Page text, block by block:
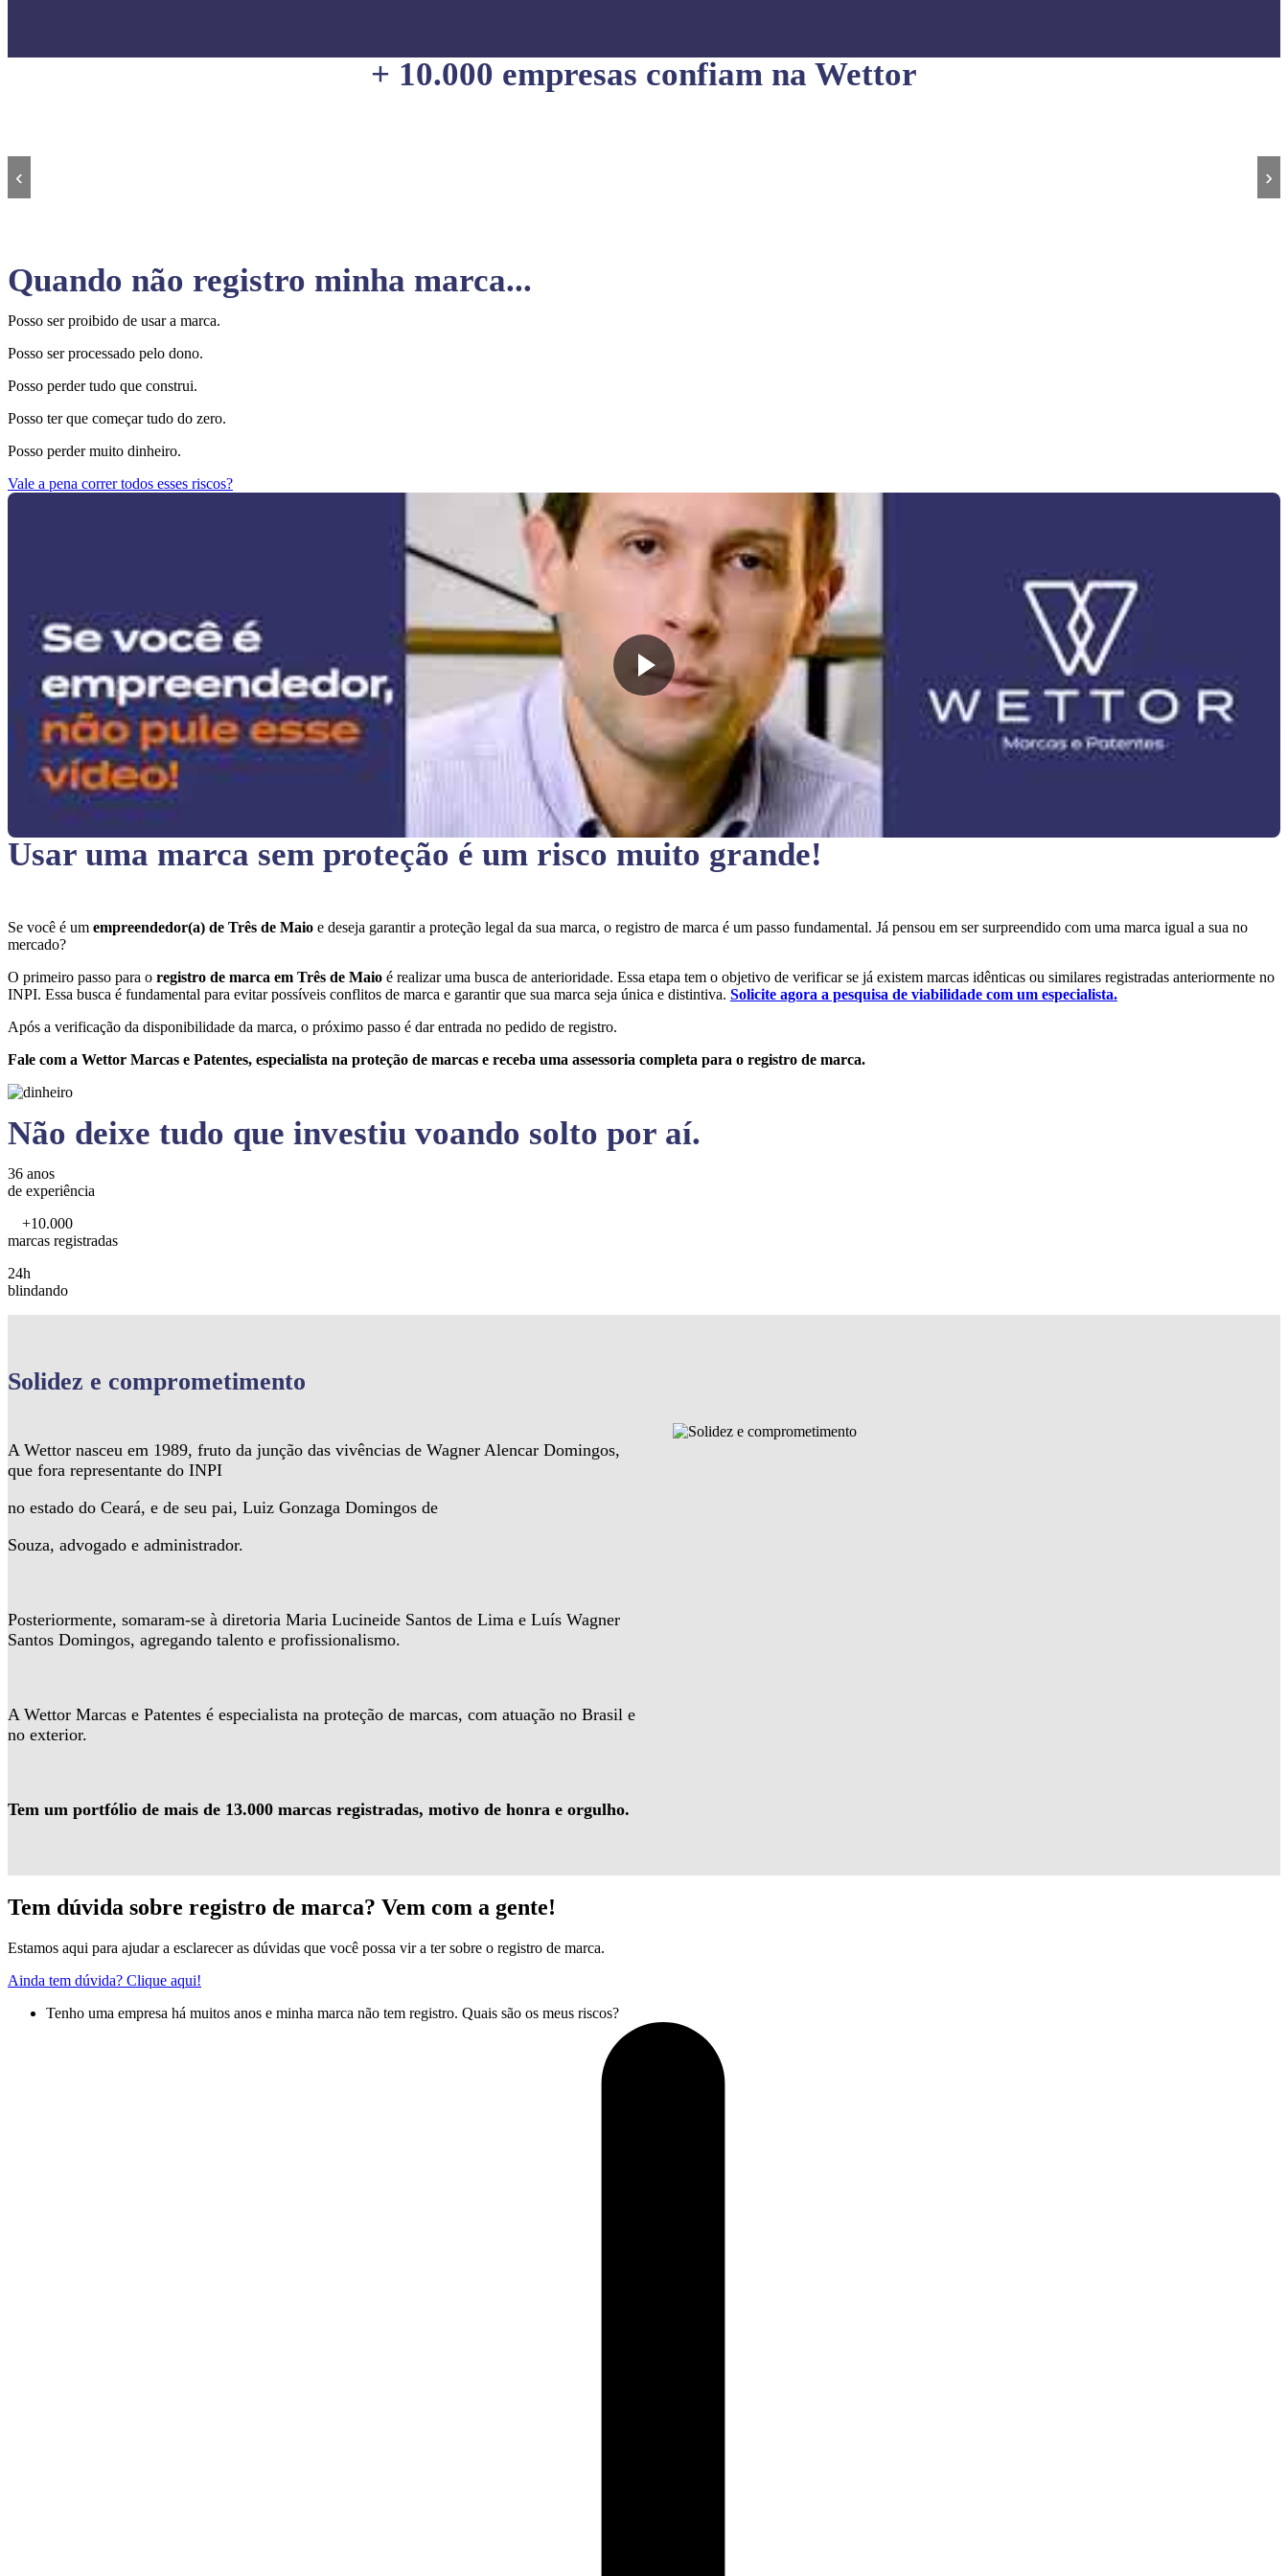
+ 10.000 empresas confiam na Wettor
‹ ›
Quando não registro minha marca...
Posso ser proibido de usar a marca.
Posso ser processado pelo dono.
Posso perder tudo que construi.
Posso ter que começar tudo do zero.
Posso perder muito dinheiro.
Vale a pena correr todos esses riscos?
Usar uma marca sem proteção é um risco muito grande!
Se você é um empreendedor(a) de Três de Maio e deseja garantir a proteção legal da sua marca, o registro de marca é um passo fundamental. Já pensou em ser surpreendido com uma marca igual a sua no
mercado?
O primeiro passo para o registro de marca em Três de Maio é realizar uma busca de anterioridade. Essa etapa tem o objetivo de verificar se já existem marcas idênticas ou similares registradas anteriormente no
INPI. Essa busca é fundamental para evitar possíveis conflitos de marca e garantir que sua marca seja única e distintiva. Solicite agora a pesquisa de viabilidade com um especialista.
Após a verificação da disponibilidade da marca, o próximo passo é dar entrada no pedido de registro.
Fale com a Wettor Marcas e Patentes, especialista na proteção de marcas e receba uma assessoria completa para o registro de marca.
Não deixe tudo que investiu voando solto por aí.
36 anos
de experiência
+10.000
marcas registradas
24h
blindando
Solidez e comprometimento
A Wettor nasceu em 1989, fruto da junção das vivências de Wagner Alencar Domingos,
que fora representante do INPI
no estado do Ceará, e de seu pai, Luiz Gonzaga Domingos de
Souza, advogado e administrador.
Posteriormente, somaram-se à diretoria Maria Lucineide Santos de Lima e Luís Wagner
Santos Domingos, agregando talento e profissionalismo.
A Wettor Marcas e Patentes é especialista na proteção de marcas, com atuação no Brasil e
no exterior.
Tem um portfólio de mais de 13.000 marcas registradas, motivo de honra e orgulho.
Tem dúvida sobre registro de marca? Vem com a gente!
Estamos aqui para ajudar a esclarecer as dúvidas que você possa vir a ter sobre o registro de marca.
Ainda tem dúvida? Clique aqui!
Tenho uma empresa há muitos anos e minha marca não tem registro. Quais são os meus riscos?